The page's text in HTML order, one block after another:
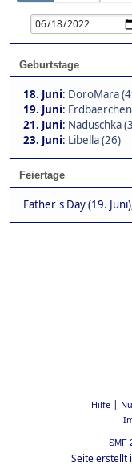
Geburtstage
18. Juni: DoroMara
19. Juni:
21. Juni: Naduschka
23. Juni: Libella (26)
Feiertage
Father's Day (19.
Hilfe|
SMF
Seite erstellt